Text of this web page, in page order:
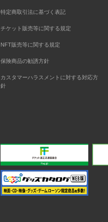
特定商取引法に基づく表記
チケット販売等に関する規定
NFT販売等に関する規定
保険商品の勧誘方針
カスタマーハラスメントに対する対応方
針